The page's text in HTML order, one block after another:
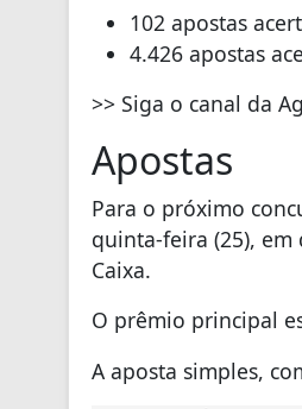
102 apostas
4.426 apostas
>> Siga o canal da
Apostas
Para o próximo
quinta-feira (25),
Caixa.
O prêmio principal
A aposta simples,